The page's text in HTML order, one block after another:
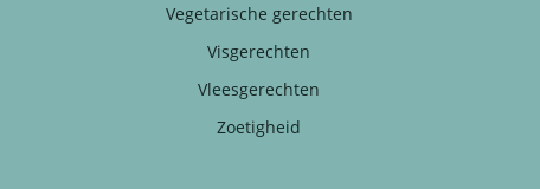
Vegetarische gerechten
Visgerechten
Vleesgerechten
Zoetigheid